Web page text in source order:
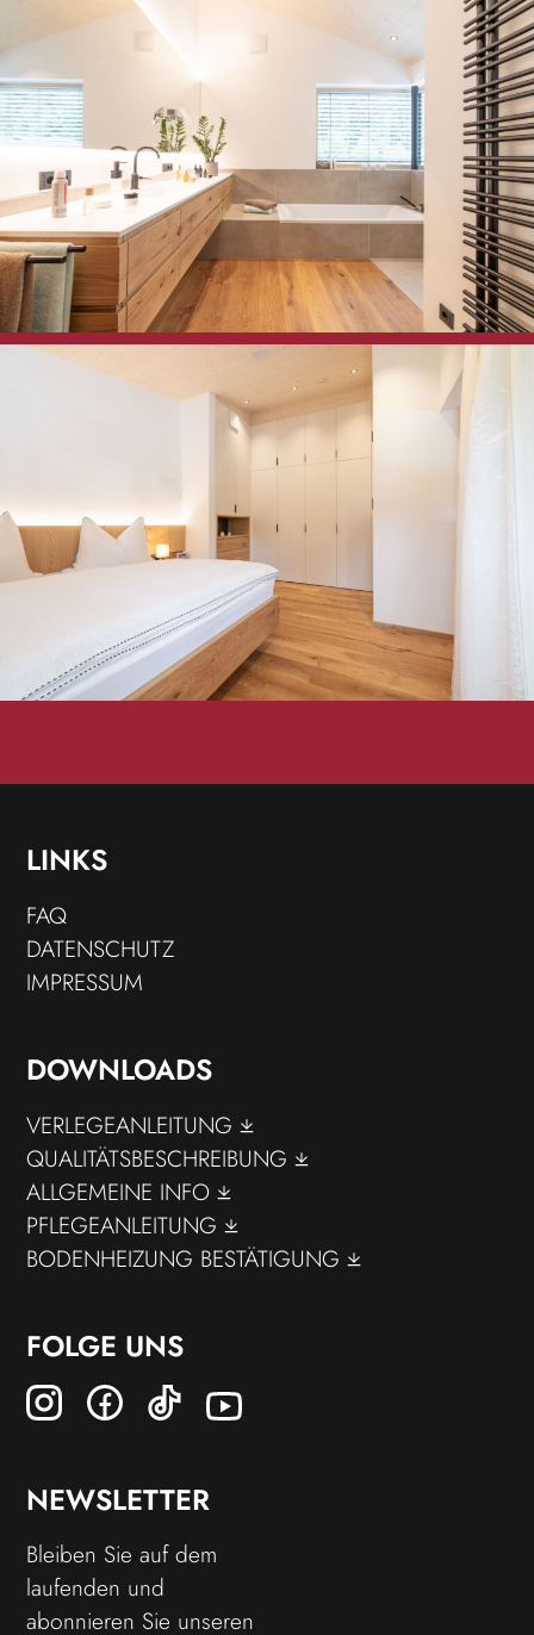
LINKS
FAQ
DATENSCHUTZ
IMPRESSUM
DOWNLOADS
VERLEGEANLEITUNG
QUALITÄTSBESCHREIBUNG
ALLGEMEINE INFO
PFLEGEANLEITUNG
BODENHEIZUNG BESTÄTIGUNG
FOLGE UNS
NEWSLETTER
Bleiben Sie auf dem
laufenden und
abonnieren Sie unseren